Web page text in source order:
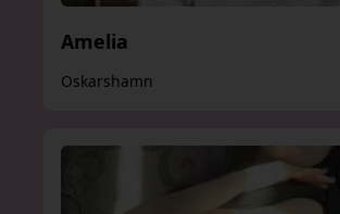
Amelia
Oskarshamn